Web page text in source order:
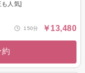
人気]
150分 ￥13,480
約